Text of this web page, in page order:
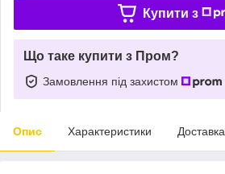
Купити з
Що таке купити з Пром?
Замовлення під захистом
Опис Характеристики Доставка